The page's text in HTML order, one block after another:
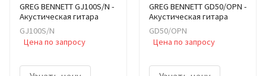
GREG BENNETT GJ100S/N -
Акустическая гитара
GJ100S/N
Цена по запросу
GREG BENNETT GD50/OPN -
Акустическая гитара
GD50/OPN
Цена по запросу